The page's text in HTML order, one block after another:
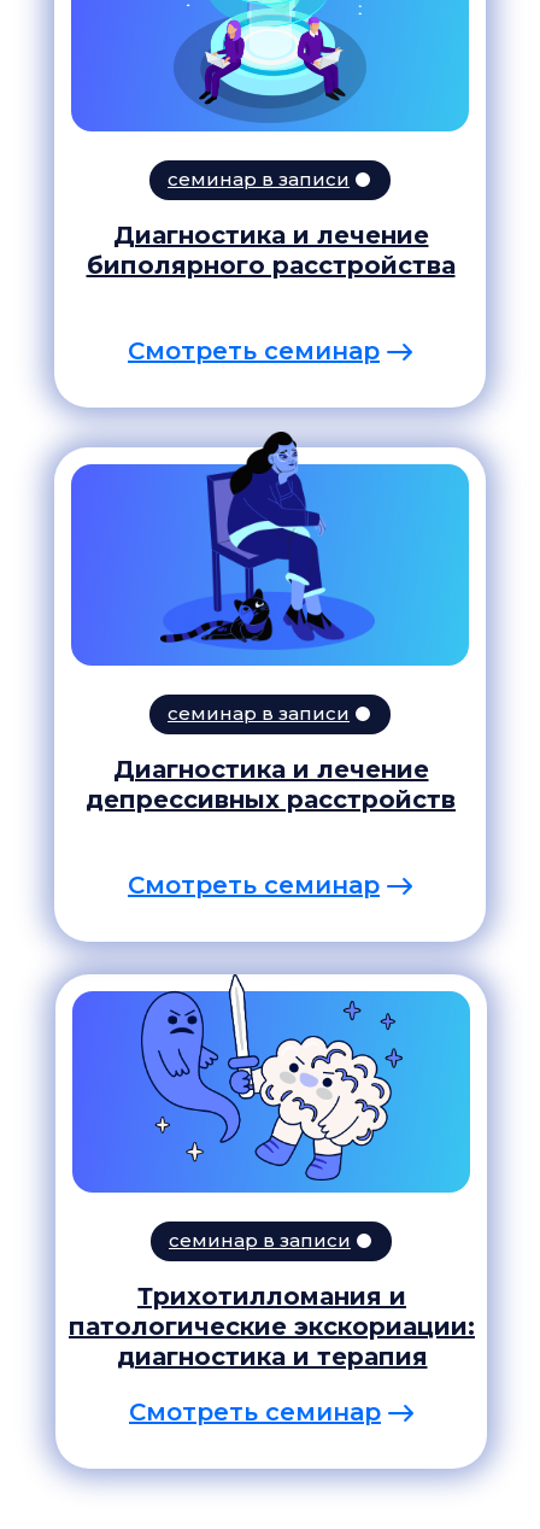
Смотреть семинар
Трихотилломания и
патологические экскориации:
диагностика и терапия
семинар в записи
Смотреть семинар
Диагностика и лечение
биполярного расстройства
семинар в записи
Смотреть семинар
Диагностика и лечение
депрессивных расстройств
семинар в записи